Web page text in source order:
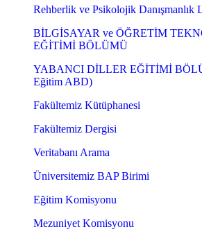
Rehberlik ve Psikolojik Danışmanlık
BİLGİSAYAR ve ÖĞRETİM
EĞİTİMİ BÖLÜMÜ
YABANCI DİLLER EĞİTİMİ
Eğitim ABD)
Fakültemiz Kütüphanesi
Fakültemiz Dergisi
Veritabanı Arama
Üniversitemiz BAP Birimi
Eğitim Komisyonu
Mezuniyet Komisyonu